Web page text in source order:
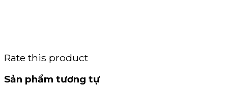
Rate this product
Sản phẩm tương tự